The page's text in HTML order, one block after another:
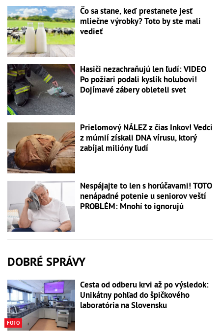
Čo sa stane, keď prestanete jesť
mliečne výrobky? Toto by ste mali
vedieť
Hasiči nezachraňujú len ľudí: VIDEO
Po požiari podali kyslík holubovi!
Dojímavé zábery obleteli svet
Prielomový NÁLEZ z čias Inkov! Vedci
z múmií získali DNA vírusu, ktorý
zabíjal milióny ľudí
Nespájajte to len s horúčavami! TOTO
nenápadné potenie u seniorov veští
PROBLÉM: Mnohí to ignorujú
DOBRÉ SPRÁVY
FOTO
Cesta od odberu krvi až po výsledok:
Unikátny pohľad do špičkového
laboratória na Slovensku